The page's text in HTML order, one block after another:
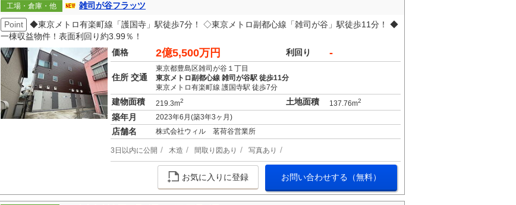
工場・倉庫・他
雑司が谷フラッツ
Point
◆東京メトロ有楽町線「護国寺」駅徒歩7分！ ◇東京メトロ副都心線「雑司が谷」駅徒歩11分！ ◆
一棟収益物件！表面利回り約3.99％！
価格
2億5,500万円 利回り -
住所 交通
東京都豊島区雑司が谷１丁目
東京メトロ副都心線 雑司が谷駅 徒歩11分
東京メトロ有楽町線 護国寺駅 徒歩7分
建物面積 219.3m2 土地面積 137.76m2
築年月 2023年6月(築3年3ヶ月)
店舗名 株式会社ウィル 茗荷谷営業所
3日以内に公開 木造 間取り図あり 写真あり
お気に入りに登録 お問い合わせする（無料）